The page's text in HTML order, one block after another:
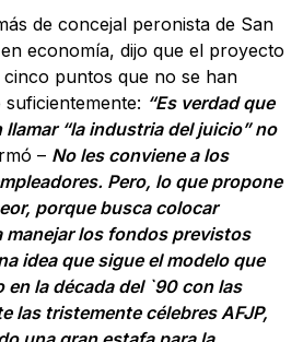
de concejal peronista de San
economía, dijo que el proyecto
puntos que no se han
“Es verdad que
llamar “la industria del juicio” no
– No les conviene a los
Pero, lo que propone
porque busca colocar
manejar los fondos previstos
idea que sigue el modelo que
en la década del `90 con las
las tristemente célebres AFJP,